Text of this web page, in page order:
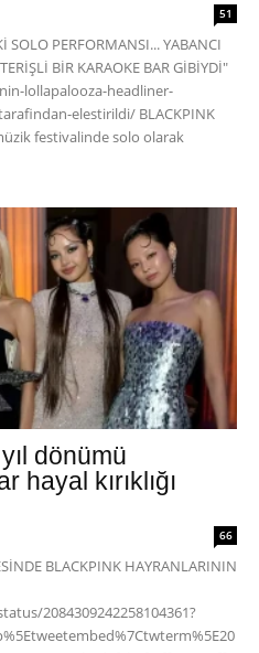
51
PERFORMANSI... YABANCI
BİR KARAOKE BAR GİBİYDİ"
lollapalooza-headliner-
elestirildi/ BLACKPINK
festivalinde solo olarak
dönümü
hayal kırıklığı
66
BLACKPINK HAYRANLARININ
2084309242258104361?